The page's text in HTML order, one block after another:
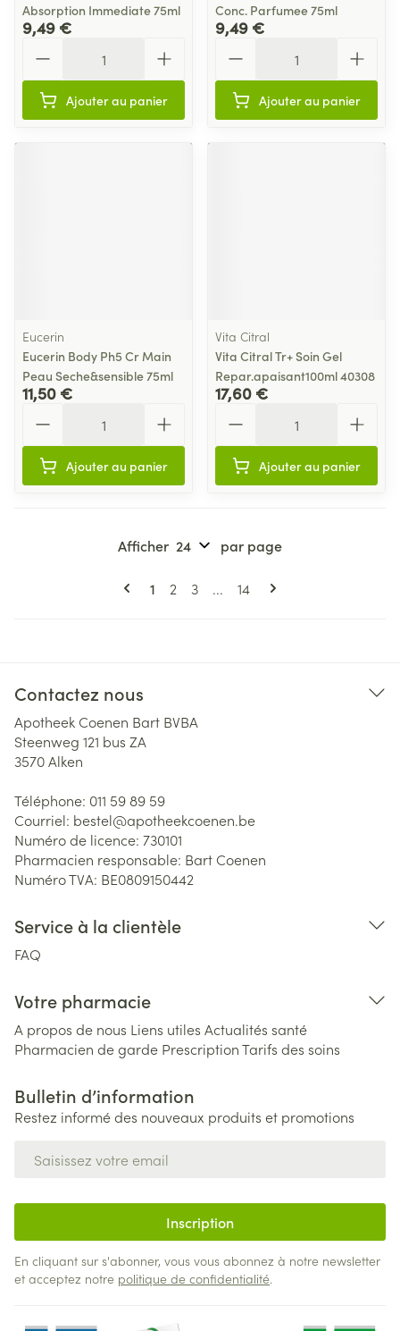
Absorption Immediate 75ml
9,49 €
Ajouter au panier
Conc. Parfumee 75ml
9,49 €
Ajouter au panier
Eucerin
Eucerin Body Ph5 Cr Main
Peau Seche&sensible 75ml
11,50 €
Ajouter au panier
Vita Citral
Vita Citral Tr+ Soin Gel
Repar.apaisant100ml 40308
17,60 €
Ajouter au panier
Pages
Vous lisez actuellement la page
1 Page
2 Page
3 ... Page
14
Afficher par page
Contactez nous
Apotheek Coenen Bart BVBA
Steenweg 121 bus ZA
3570Alken
Téléphone: 011 59 89 59
Courriel: bestel@apotheekcoenen.be
Numéro de licence: 730101
Pharmacien responsable: Bart Coenen
Numéro TVA: BE0809150442
Service à la clientèle
FAQ
Votre pharmacie
A propos de nous Liens utiles Actualités santé
Pharmacien de garde PrescriptionTarifs des soins
Bulletin d’information
Restez informé des nouveaux produits et promotions
Inscription
En cliquant sur s'abonner, vous vous abonnez à notre newsletter
et acceptez notre politique de confidentialité.